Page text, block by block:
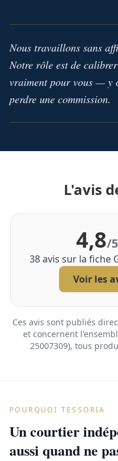
Nous travaillons sans
Notre rôle est de
vraiment pour vous — y
perdre une commission.
L'avis
4,8/5
38avis sur la fiche
Voir les
Ces avis sont publiés
et concernent
25007309), tous
POURQUOI TESSORIA
Un courtier
aussi quand ne